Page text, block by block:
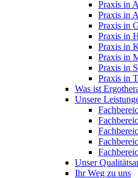
Praxis in
Praxis in
Praxis in
Praxis in
Praxis in
Praxis in
Praxis in
Praxis in
Was ist
Unsere
Unser
Ihr Weg zu uns